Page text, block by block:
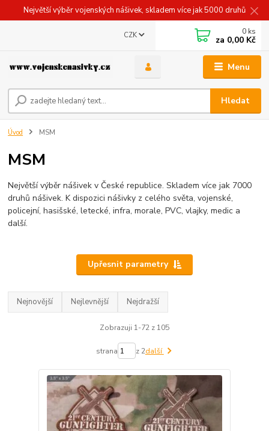
Největší výběr vojenských nášivek, skladem více jak 5000 druhů
Menu
CZK
Hledat
0 ks
za 0,00 Kč
Úvod MSM
MSM
Největší výběr nášivek v České republice. Skladem více jak 7000
druhů nášivek. K dispozici nášivky z celého světa, vojenské,
policejní, hasišské, letecké, infra, morale, PVC, vlajky, medic a
další.
Upřesnit parametry
Nejnovější Nejlevnější Nejdražší
Zobrazuji 1-72 z 105
strana z 2další